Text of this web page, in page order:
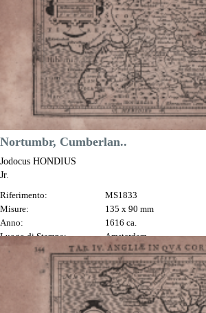
Nortumbr, Cumberlan..
Jodocus HONDIUS
Jr.
Riferimento:
MS1833
Misure:
135 x 90 mm
Anno:
1616 ca.
Luogo di Stampa:
Amsterdam